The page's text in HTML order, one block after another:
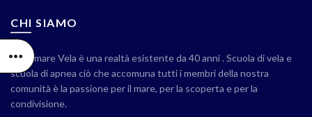
CHI SIAMO
Oltremare Vela è una realtà esistente da 40 anni . Scuola di vela e
scuola di apnea ciò che accomuna tutti i membri della nostra
comunità è la passione per il mare, per la scoperta e per la
condivisione.